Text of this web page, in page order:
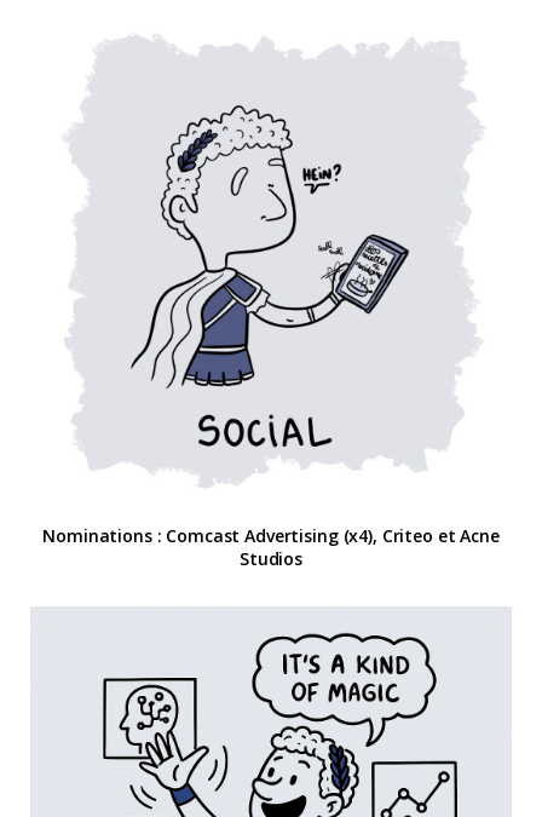
Nominations : Comcast Advertising (x4), Criteo et Acne
Studios